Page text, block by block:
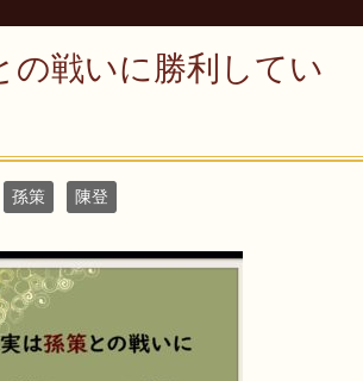
の戦いに勝利してい
孫策 陳登